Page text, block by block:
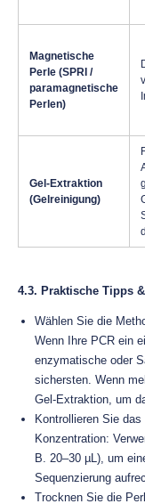
Magnetische
Perle (SPRI /
paramagnetische
Perlen)
Gel-Extraktion
(Gelreinigung)
4.3. Praktische Tipps
Wählen Sie die
Wenn Ihre PCR ein
enzymatische oder
sichersten. Wenn
Gel-Extraktion, um
Kontrollieren Sie
Konzentration:
B. 20–30 µL), um
Sequenzierung
Trocknen Sie die